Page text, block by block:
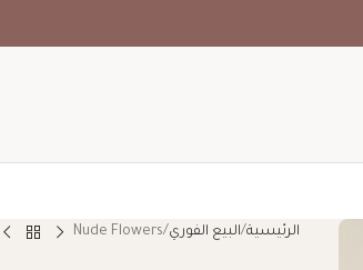
الرئيسية البيع الفوري Nude Flowers